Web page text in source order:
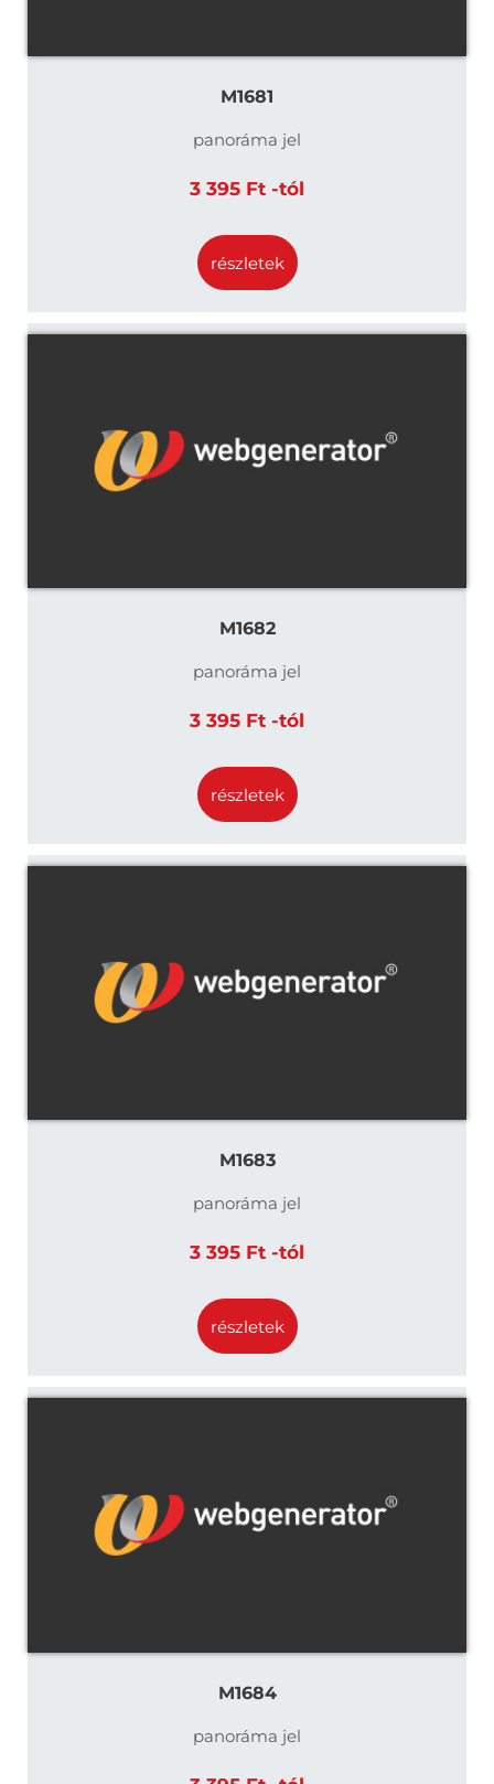
M1681
panoráma jel
3 395 Ft -tól
részletek
M1682
panoráma jel
3 395 Ft -tól
részletek
M1683
panoráma jel
3 395 Ft -tól
részletek
M1684
panoráma jel